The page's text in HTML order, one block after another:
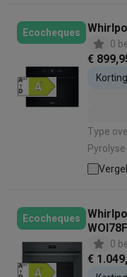
Ecocheques
0
€
Type oven:
Pyrolyse | Inhoud oven: 48 L | Energie-
efficiëntieklasse:
Ecocheques
0
€